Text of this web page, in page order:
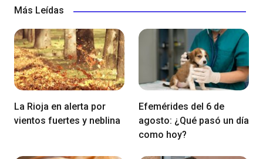
Más Leídas
La Rioja en alerta por
vientos fuertes y neblina
Efemérides del 6 de
agosto: ¿Qué pasó un día
como hoy?